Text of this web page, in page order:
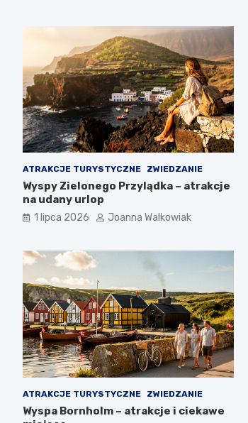
ATRAKCJE TURYSTYCZNE ZWIEDZANIE
Wyspy Zielonego Przylądka – atrakcje
na udany urlop
1 lipca 2026 Joanna Walkowiak
ATRAKCJE TURYSTYCZNE ZWIEDZANIE
Wyspa Bornholm – atrakcje i ciekawe